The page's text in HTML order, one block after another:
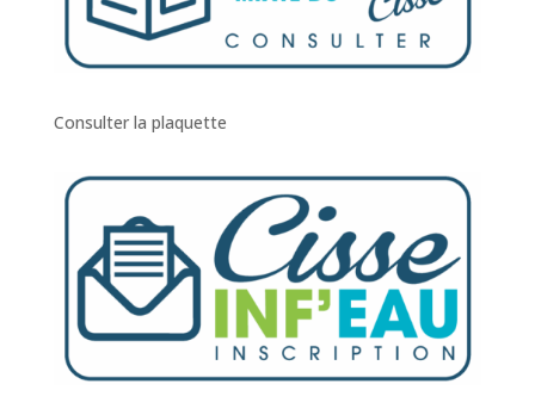
Consulter la plaquette